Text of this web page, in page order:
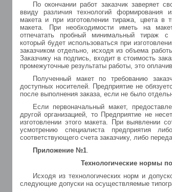
По окончании работ заказчик заверяет
ввиду различия технологий формирования
макета и при изготовлении тиража, цвета в
макета. При необходимости иметь на
отпечатать пробный минимальный тираж с
который будет использоваться при
заказчиком отдельно, исходя из объема
Заказчику на подпись, входит в стоимость
промежуточные результаты работы, это
Полученный макет по требованию
доступных носителей. Предприятие не
после выполнения заказа, если не было
Если первоначальный макет,
другой организацией, то Предприятие не
изготовлении этого макета. При выявлении
усмотрению специалиста предприятия
соответствующего счета заказчику, либо
Приложение №1.
Технологические нормы
Исходя из технологических норм и
следующие допуски на осуществляемые